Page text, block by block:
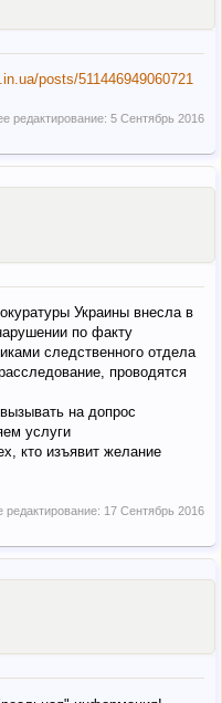
posts/511446949060721
редактирование: 5 Сентябрь 2016
Украины внесла в
по факту
следственного отдела
проводятся
на допрос
услуги
кто изъявит желание
редактирование: 17 Сентябрь 2016